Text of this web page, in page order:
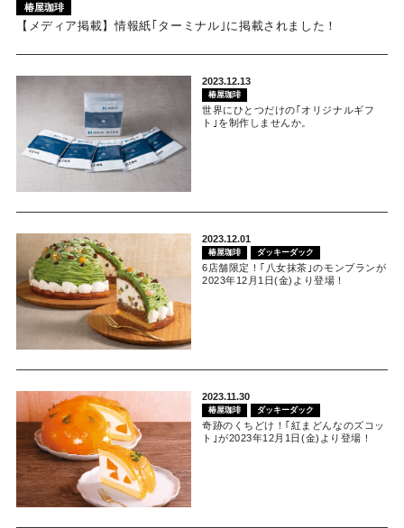
椿屋珈琲
【メディア掲載】情報紙｢ターミナル｣に掲載されました！
2023.12.13
椿屋珈琲
世界にひとつだけの｢オリジナルギフ
ト｣を制作しませんか。
2023.12.01
椿屋珈琲 ダッキーダック
6店舗限定！｢八女抹茶｣のモンブランが
2023年12月1日(金)より登場！
2023.11.30
椿屋珈琲 ダッキーダック
奇跡のくちどけ！｢紅まどんなのズコッ
ト｣が2023年12月1日(金)より登場！